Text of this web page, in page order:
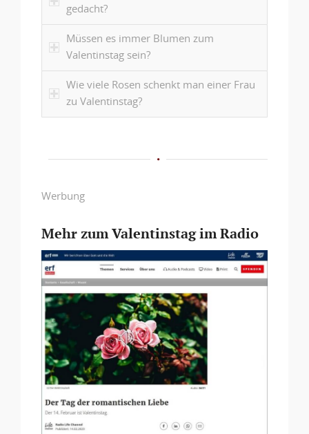
gedacht?
Müssen es immer Blumen zum
Valentinstag sein?
Wie viele Rosen schenkt man einer Frau
zu Valentinstag?
Werbung
Mehr zum Valentinstag im Radio